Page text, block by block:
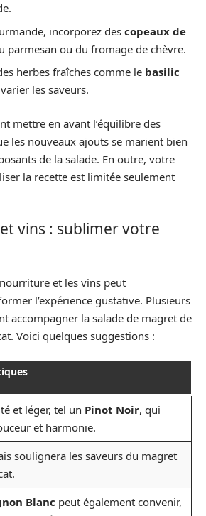
incorporez des copeaux de
parmesan ou du fromage de chèvre.
herbes fraîches comme le basilic
les saveurs.
mettre en avant l’équilibre des
les nouveaux ajouts se marient bien
de la salade. En outre, votre
la recette est limitée seulement
vins : sublimer votre
et les vins peut
l’expérience gustative. Plusieurs
accompagner la salade de magret de
Voici quelques suggestions :
et léger, tel un Pinot Noir, qui
et harmonie.
soulignera les saveurs du magret
Blanc peut également convenir,